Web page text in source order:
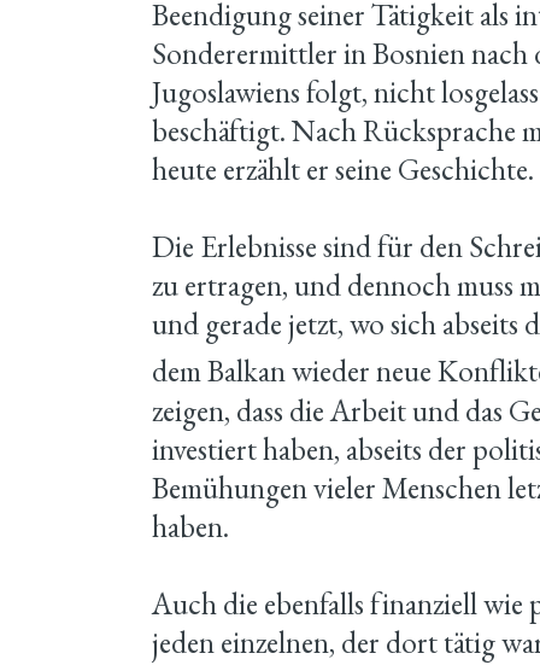
Beendigung seiner Tätigkeit als
Sonderermittler in Bosnien nach
Jugoslawiens folgt, nicht
beschäftigt. Nach Rücksprache
heute erzählt er seine Geschichte.
Die Erlebnisse sind für den
zu ertragen, und dennoch muss
und gerade jetzt, wo sich abseits
dem Balkan wieder neue
zeigen, dass die Arbeit und das
investiert haben, abseits der
Bemühungen vieler Menschen
haben.
Auch die ebenfalls finanziell wie
jeden einzelnen, der dort tätig